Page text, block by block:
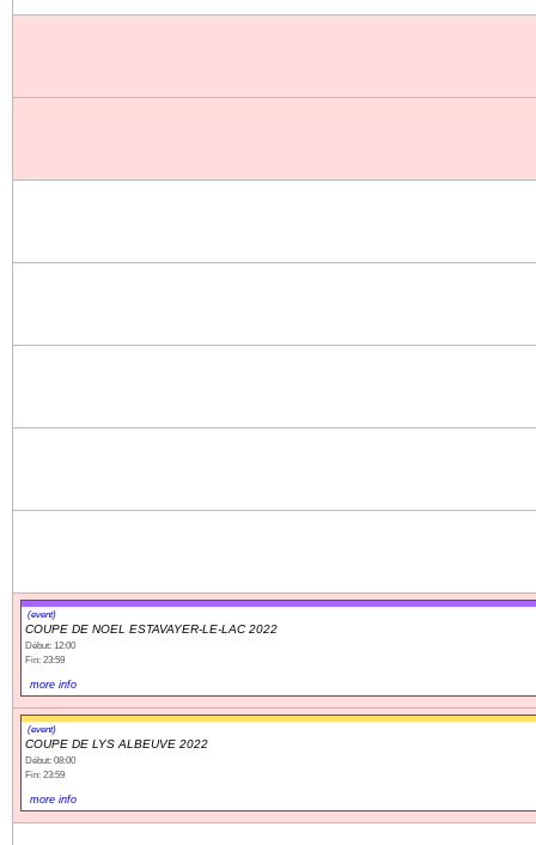
(event)
COUPE DE NOEL ESTAVAYER-LE-LAC 2022
Début: 12:00
Fin: 23:59
more info
(event)
COUPE DE LYS ALBEUVE 2022
Début: 08:00
Fin: 23:59
more info